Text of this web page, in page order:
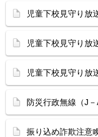
児童下校見守り放
児童下校見守り放
児童下校見守り放
防災行政無線（J
振り込め詐欺注意